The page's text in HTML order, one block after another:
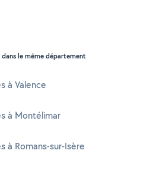
le même département
à Valence
à Montélimar
à Romans-sur-Isère